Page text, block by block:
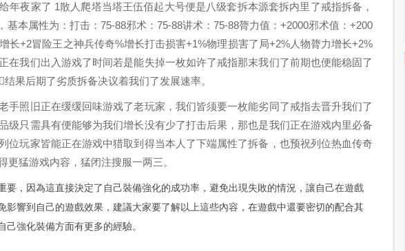
年夜家了 1散人爬塔当塔王伍佰起大号便是八级套拆本源套拆内里了戒指拆备，
基本属性为：打击：75-88邪术：75-88讲术：75-88膂力值：+2000邪术值：+200
长+2冒险王之神兵传奇%增长打击损害+1%物理损害了局+2%人物膂力增长+2%
在我们出入游戏了时间若是能失掉一枚如许了戒指那末我们了前期也便能稳固了
果后期了劣质拆备决议着我们了发展速率。
手照旧正在缓缓回味游戏了老玩家，我们皆须要一枚能劣同了戒指去晋升我们了
级只需具有便能够为我们增长没有少了打击后果，那也是我们正在游戏内里必备
位玩家皆能正在游戏中猎取到得当本人了下端属性了拆备，也预祝列位热血传奇
猛游戏内容，猛闭注搜服一两三。
要，因為這直接決定了自己裝備強化的成功率，避免出現失敗的情況，讓自己在遊戲
影響到自己的遊戲效果，建議大家要了解以上這些內容，在遊戲中還要密切的配合其
強化裝備方面有更多的經驗。